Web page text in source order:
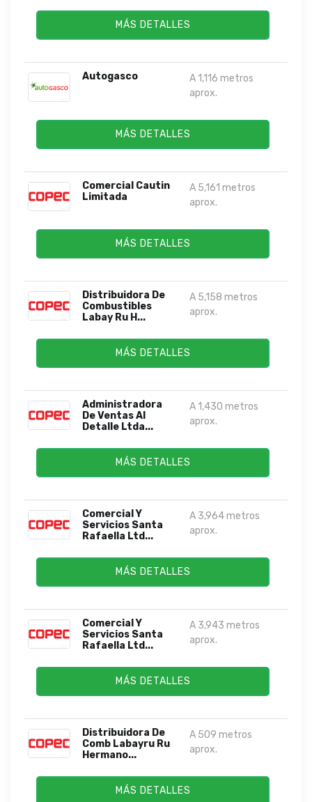
MÁS DETALLES
Autogasco
A 1,116 metros
aprox.
MÁS DETALLES
Comercial Cautin
Limitada
A 5,161 metros
aprox.
MÁS DETALLES
Distribuidora De
Combustibles
Labay Ru H...
A 5,158 metros
aprox.
MÁS DETALLES
Administradora
De Ventas Al
Detalle Ltda...
A 1,430 metros
aprox.
MÁS DETALLES
Comercial Y
Servicios Santa
Rafaella Ltd...
A 3,964 metros
aprox.
MÁS DETALLES
Comercial Y
Servicios Santa
Rafaella Ltd...
A 3,943 metros
aprox.
MÁS DETALLES
Distribuidora De
Comb Labayru Ru
Hermano...
A 509 metros
aprox.
MÁS DETALLES